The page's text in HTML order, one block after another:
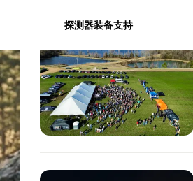
探测器装备支持